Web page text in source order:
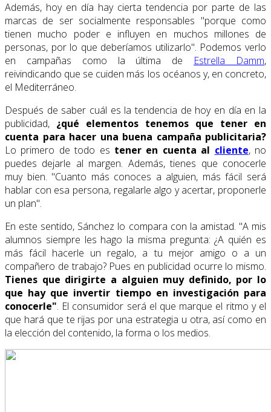
Además, hoy en día hay cierta tendencia por parte de las
marcas de ser socialmente responsables "porque como
tienen mucho poder e influyen en muchos millones de
personas, por lo que deberíamos utilizarlo". Podemos verlo
en campañas como la última de Estrella Damm,
reivindicando que se cuiden más los océanos y, en concreto,
el Mediterráneo.
Después de saber cuál es la tendencia de hoy en día en la
publicidad, ¿qué elementos tenemos que tener en
cuenta para hacer una buena campaña publicitaria?
Lo primero de todo es tener en cuenta al cliente, no
puedes dejarle al margen. Además, tienes que conocerle
muy bien. "Cuanto más conoces a alguien, más fácil será
hablar con esa persona, regalarle algo y acertar, proponerle
un plan".
En este sentido, Sánchez lo compara con la amistad. "A mis
alumnos siempre les hago la misma pregunta: ¿A quién es
más fácil hacerle un regalo, a tu mejor amigo o a un
compañero de trabajo? Pues en publicidad ocurre lo mismo.
Tienes que dirigirte a alguien muy definido, por lo
que hay que invertir tiempo en investigación para
conocerle". El consumidor será el que marque el ritmo y el
que hará que te rijas por una estrategia u otra, así como en
la elección del contenido, la forma o los medios.